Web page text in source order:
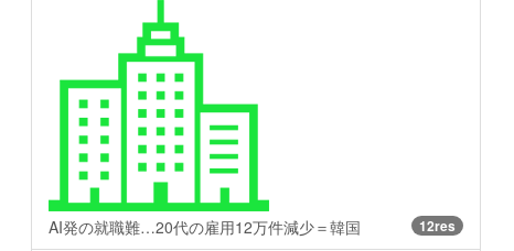
AI発の就職難…20代の雇用12万件減少＝韓国 12res